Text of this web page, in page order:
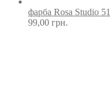
фарба Rosa Studio
99,00 грн.